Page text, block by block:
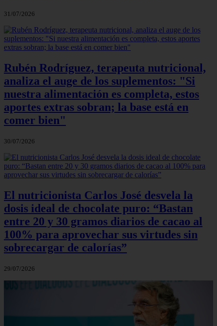
31/07/2026
Rubén Rodríguez, terapeuta nutricional,
analiza el auge de los suplementos: "Si
nuestra alimentación es completa, estos
aportes extras sobran; la base está en
comer bien"
30/07/2026
El nutricionista Carlos José desvela la
dosis ideal de chocolate puro: “Bastan
entre 20 y 30 gramos diarios de cacao al
100% para aprovechar sus virtudes sin
sobrecargar de calorías”
29/07/2026